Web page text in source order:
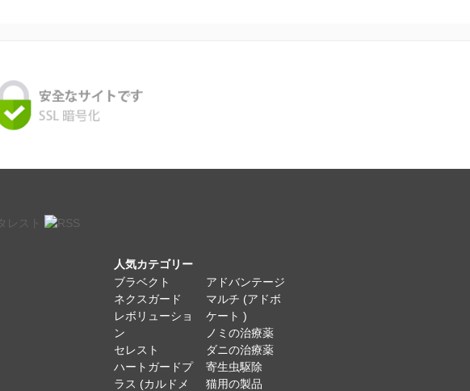
人気カテゴリー
ブラベクト
ネクスガード
レボリューショ
ン
セレスト
ハートガードプ
ラス (カルドメ
アドバンテージ
マルチ (アドボ
ケート )
ノミの治療薬
ダニの治療薬
寄生虫駆除
猫用の製品